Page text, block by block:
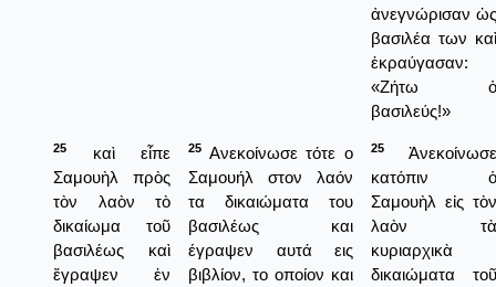
ἀνεγνώρισαν ὡς
βασιλέα των καὶ
ἐκραύγασαν:
«Ζήτω ὁ
βασιλεύς!»
25
καὶ εἶπε
Σαμουὴλ πρὸς
τὸν λαὸν τὸ
δικαίωμα τοῦ
βασιλέως καὶ
ἔγραψεν ἐν
25 Ανεκοίνωσε τότε ο
Σαμουήλ στον λαόν
τα δικαιώματα του
βασιλέως και
έγραψεν αυτά εις
βιβλίον, το οποίον και
25
Ἀνεκοίνωσε
κατόπιν ὁ
Σαμουὴλ εἰς τὸν
λαὸν τὰ
κυριαρχικὰ
δικαιώματα τοῦ